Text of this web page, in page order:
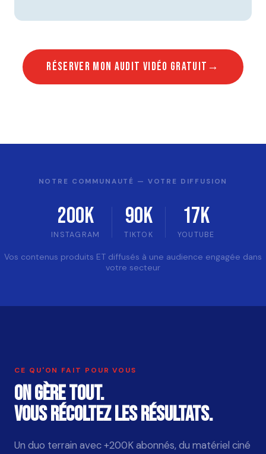
Réserver mon audit vidéo gratuit
NOTRE COMMUNAUTÉ — VOTRE DIFFUSION
200K
INSTAGRAM
90K
TIKTOK
17K
YOUTUBE
Vos contenus produits ET diffusés à une audience engagée dans
votre secteur
CE QU'ON FAIT POUR VOUS
On gère tout.
Vous récoltez les résultats.
Un duo terrain avec +200K abonnés, du matériel ciné